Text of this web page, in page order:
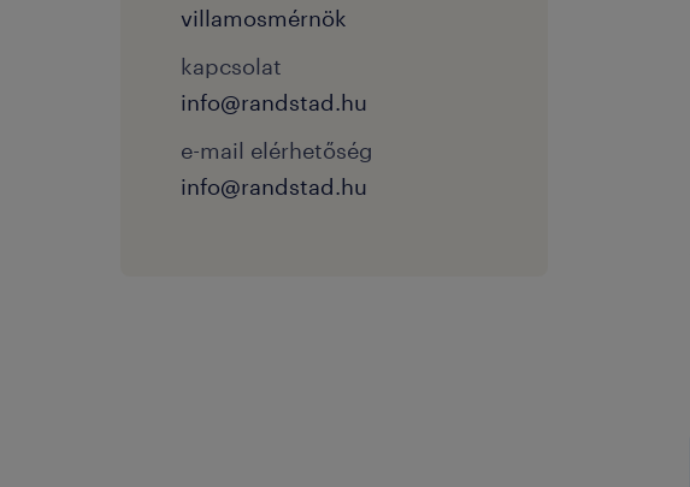
villamosmérnök
kapcsolat
info@randstad.hu
e-mail elérhetőség
info@randstad.hu